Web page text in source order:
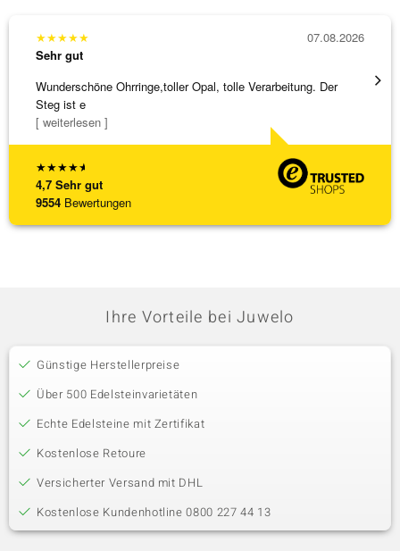
★★★★★
4,7 Sehr gut
9554 Bewertungen
★★★★★
Sehr gut
Wunderschöne Ohrringe,toller Opal, tolle Verarbeitung. Der
Steg ist e
[ weiterlesen ]
07.08.2026
Ihre Vorteile bei Juwelo
Günstige Herstellerpreise
Über 500 Edelsteinvarietäten
Echte Edelsteine mit Zertifikat
Kostenlose Retoure
Versicherter Versand mit DHL
Kostenlose Kundenhotline 0800 227 44 13